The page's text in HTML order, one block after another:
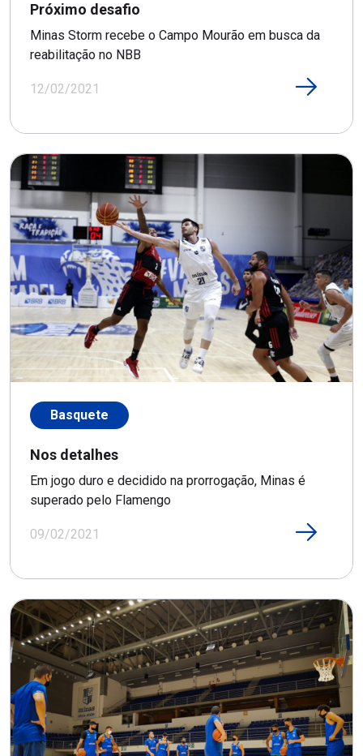
Próximo desafio
Minas Storm recebe o Campo Mourão em busca da
reabilitação no NBB
12/02/2021
Basquete
Nos detalhes
Em jogo duro e decidido na prorrogação, Minas é
superado pelo Flamengo
09/02/2021